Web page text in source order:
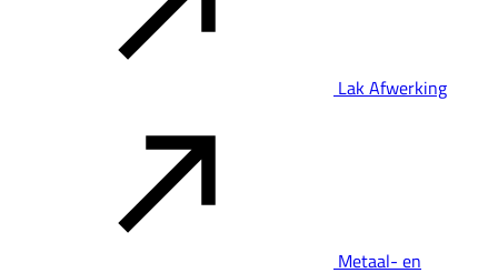
Lak Afwerking
Metaal- en